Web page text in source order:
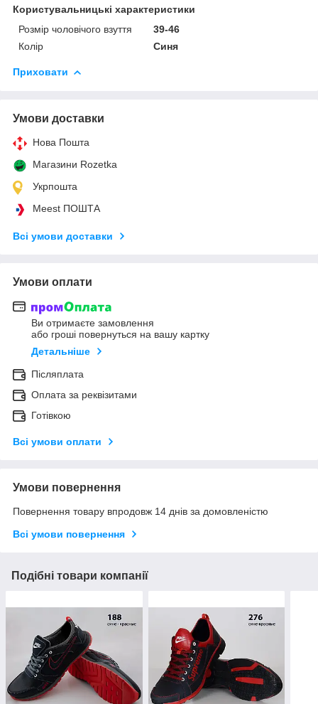
Користувальницькі характеристики
Розмір чоловічого взуття
39-46
Колір
Синя
Приховати
Умови доставки
Нова Пошта
Магазини Rozetka
Укрпошта
Meest ПОШТА
Всі умови доставки
Умови оплати
Ви отримаєте замовлення
або гроші повернуться на вашу картку
Детальніше
Післяплата
Оплата за реквізитами
Готівкою
Всі умови оплати
Умови повернення
Повернення товару впродовж 14 днів за домовленістю
Всі умови повернення
Подібні товари компанії